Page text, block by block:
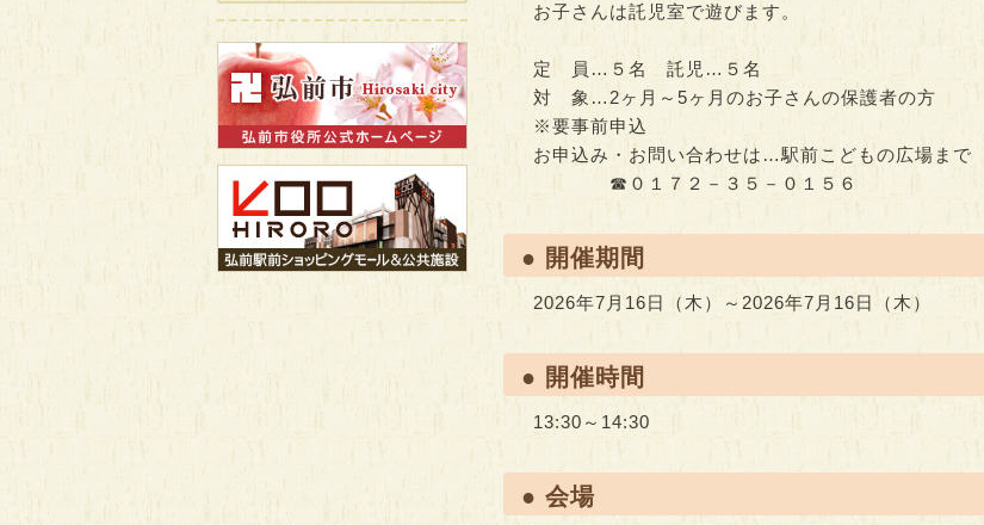
お子さんは託児室で遊びます。
定 員…５名 託児…５名
対 象…2ヶ月～5ヶ月のお子さんの保護者の方
※要事前申込
お申込み・お問い合わせは…駅前こどもの広場まで
☎０１７２－３５－０１５６
● 開催期間
2026年7月16日（木）～2026年7月16日（木）
● 開催時間
13:30～14:30
● 会場